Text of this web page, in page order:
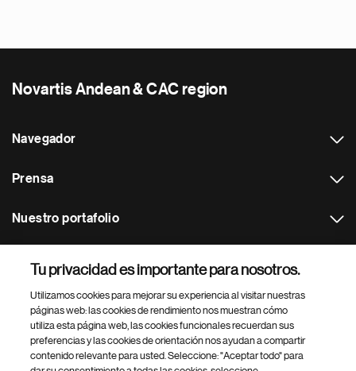
Novartis Andean & CAC region
Navegador
Prensa
Nuestro portafolio
Footer Site Search
Tu privacidad es importante para nosotros.
Utilizamos cookies para mejorar su experiencia al visitar nuestras
páginas web: las cookies de rendimiento nos muestran cómo
utiliza esta página web, las cookies funcionales recuerdan sus
preferencias y las cookies de orientación nos ayudan a compartir
contenido relevante para usted. Seleccione: "Aceptar todo" para